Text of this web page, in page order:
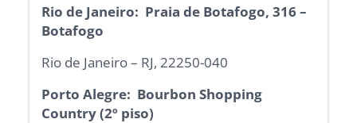
Rio de Janeiro: Praia de Botafogo, 316 –
Botafogo
Rio de Janeiro – RJ, 22250-040
Porto Alegre: Bourbon Shopping
Country (2º piso)